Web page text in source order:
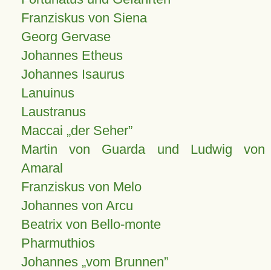
Franziskus von Siena
Georg Gervase
Johannes Etheus
Johannes Isaurus
Lanuinus
Laustranus
Maccai „der Seher”
Martin von Guarda und Ludwig von
Amaral
Franziskus von Melo
Johannes von Arcu
Beatrix von Bello-monte
Pharmuthios
Johannes vom Brunnen